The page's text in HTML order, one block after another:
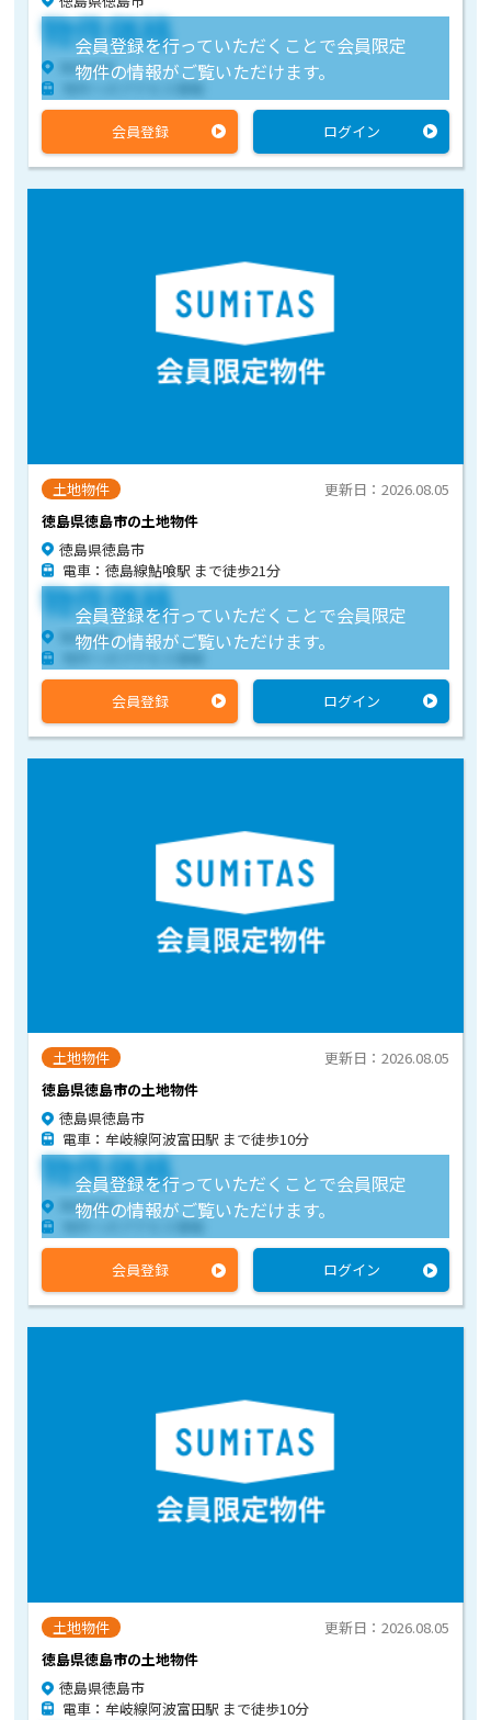
会員登録を行っていただくことで会員限定
物件の情報がご覧いただけます。
物件価格
物件住所
物件へのアクセス情報
会員登録 ログイン
土地物件
徳島県徳島市の土地物件
更新日：2026.08.05
徳島県徳島市
電車：徳島線鮎喰駅 まで徒歩21分
会員登録を行っていただくことで会員限定
物件の情報がご覧いただけます。
物件価格
物件住所
物件へのアクセス情報
会員登録 ログイン
土地物件
徳島県徳島市の土地物件
更新日：2026.08.05
徳島県徳島市
電車：牟岐線阿波富田駅 まで徒歩10分
会員登録を行っていただくことで会員限定
物件の情報がご覧いただけます。
物件価格
物件住所
会員登録 ログイン
土地物件
徳島県徳島市の土地物件
更新日：2026.08.05
徳島県徳島市
電車：牟岐線阿波富田駅 まで徒歩10分